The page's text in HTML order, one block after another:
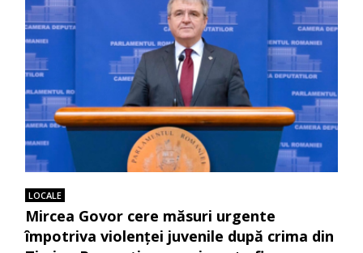
LOCALE
Mircea Govor cere măsuri urgente
împotriva violenței juvenile după crima din